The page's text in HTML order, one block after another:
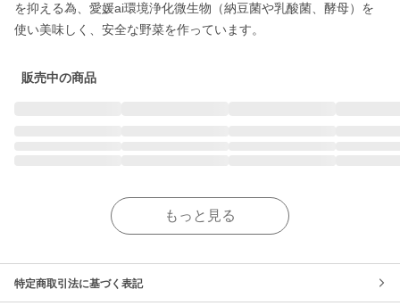
を抑える為、愛媛ai環境浄化微生物（納豆菌や乳酸菌、酵母）を
使い美味しく、安全な野菜を作っています。
販売中の商品
もっと見る
特定商取引法に基づく表記